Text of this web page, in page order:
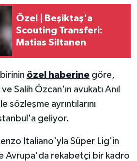
Özel | Beşiktaş'a
Scouting Transferi:
Matias Siltanen
özel haberinegöre,
Salih Özcan'ın avukatı Anıl
sözleşme ayrıntılarını
geliyor.
Italiano'yla Süper Lig'in
Avrupa'da rekabetçi bir kadro
Ligi
Ligi
Ligleri